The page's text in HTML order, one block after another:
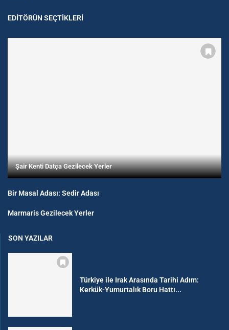
EDITÖRÜN SEÇTIKLERI
Şair Kenti Datça Gezilecek Yerler
Bir Masal Adası: Sedir Adası
Marmaris Gezilecek Yerler
SON YAZILAR
Türkiye ile Irak Arasında Tarihi Adım:
Kerkük-Yumurtalık Boru Hattı...